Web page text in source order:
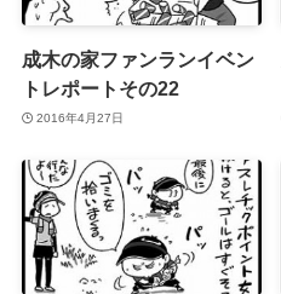
成木の家ファンランイベン
トレポートその22
2016年4月27日